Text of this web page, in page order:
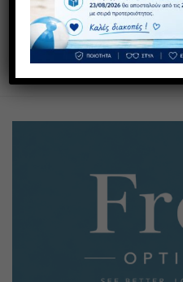
BB13 ANTIBLUE
(Ταρταρούγα)
με ΦΠΑ